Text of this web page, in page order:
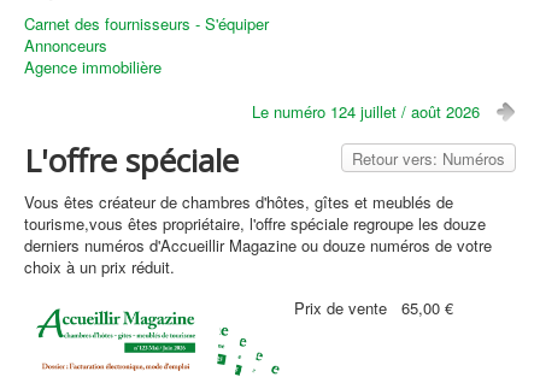
Carnet des fournisseurs - S'équiper
Annonceurs
Agence immobilière
Le numéro 124 juillet / août 2026
Retour vers: Numéros
L'offre spéciale
Vous êtes créateur de chambres d'hôtes, gîtes et meublés de
tourisme,vous êtes propriétaire, l'offre spéciale regroupe les douze
derniers numéros d'Accueillir Magazine ou douze numéros de votre
choix à un prix réduit.
Prix ​​de vente
65,00 €